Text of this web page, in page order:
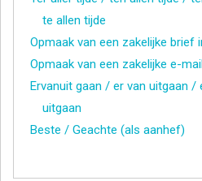
te allen tijde
Opmaak van een zakelijke brief
Opmaak van een zakelijke e-
Ervanuit gaan / er van uitgaan /
uitgaan
Beste / Geachte (als aanhef)